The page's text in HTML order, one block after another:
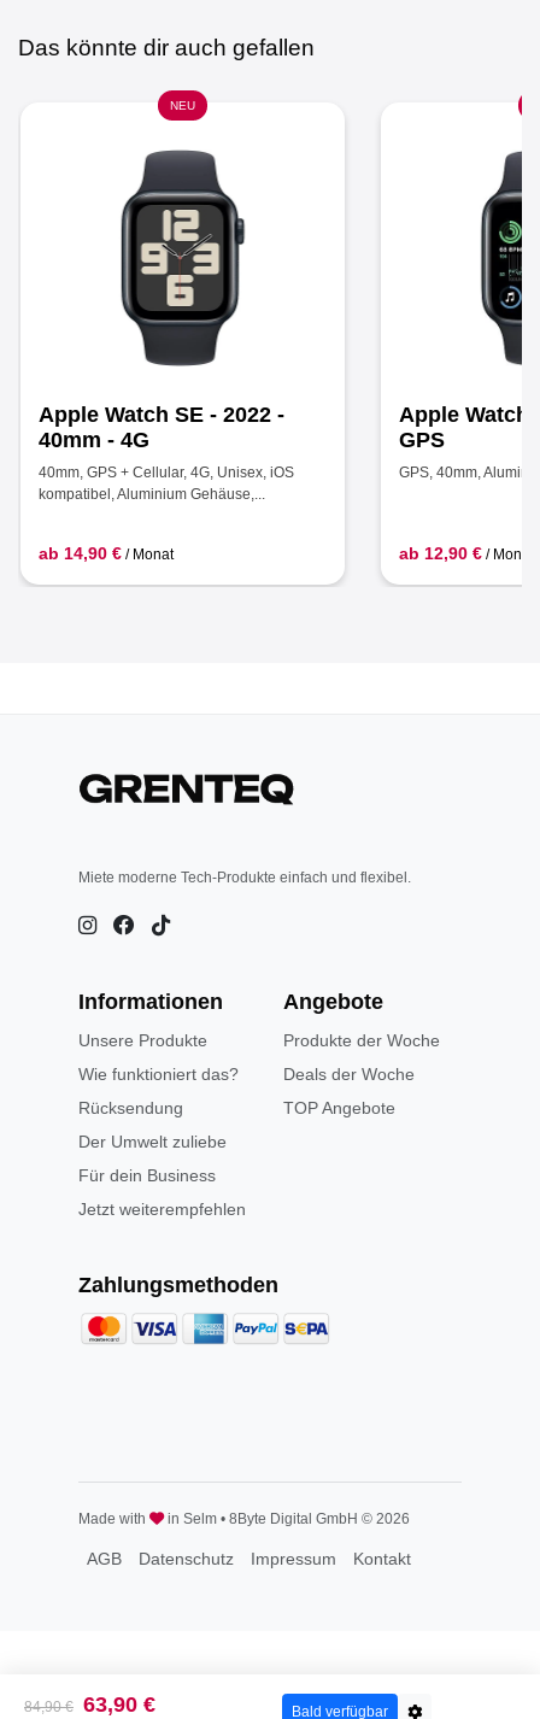
Das könnte dir auch gefallen
NEU
Apple Watch SE - 2022 -
40mm - 4G
40mm, GPS + Cellular, 4G, Unisex, iOS
kompatibel, Aluminium Gehäuse,...
ab 14,90 € / Monat
Apple Watch
GPS
GPS, 40mm,
ab 12,90 € / Monat
84,90 € 63,90 € Bald verfügbar
Miete moderne Tech-Produkte einfach und flexibel.
Informationen
Unsere Produkte
Wie funktioniert das?
Rücksendung
Der Umwelt zuliebe
Für dein Business
Jetzt weiterempfehlen
Angebote
Produkte der Woche
Deals der Woche
TOP Angebote
Zahlungsmethoden
Made with in Selm • 8Byte Digital GmbH © 2026
AGB Datenschutz Impressum Kontakt